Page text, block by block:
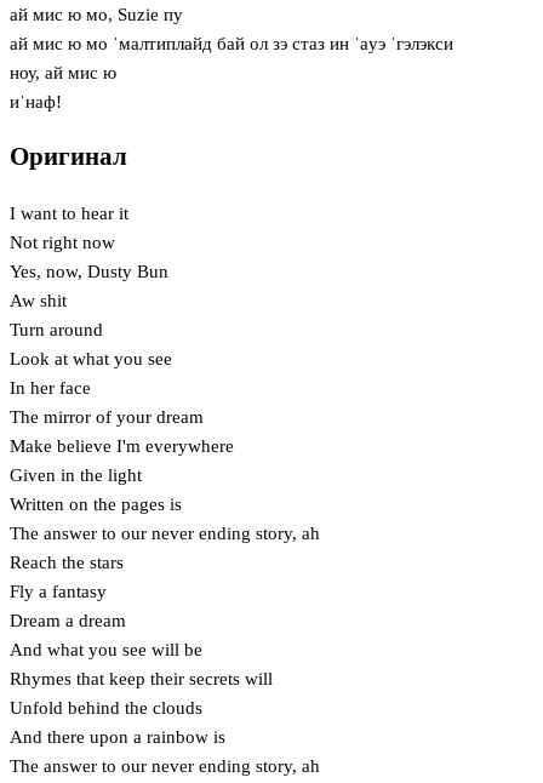
ай мис ю мо, Suzie пу
ай мис ю мо ˈмалтиплайд бай ол зэ стаз ин ˈaуэ ˈгэлэкси
ноу, ай мис ю⁠
иˈнаф!
Оригинал
I want to hear it
Not right now
Yes, now, Dusty Bun
Aw shit
Turn around
Look at what you see
In her face
The mirror of your dream
Make believe I'm everywhere
Given in the light
Written on the pages is
The answer to our never ending story, ah
Reach the stars
Fly a fantasy
Dream a dream
And what you see will be
Rhymes that keep their secrets will
Unfold behind the clouds
And there upon a rainbow is
The answer to our never ending story, ah